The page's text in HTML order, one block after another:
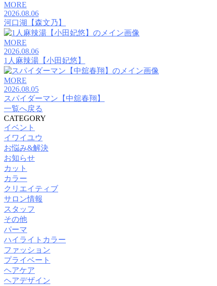
MORE
2026.08.06
河口湖【森文乃】
MORE
2026.08.06
1人麻辣湯【小田妃悠】
MORE
2026.08.05
スパイダーマン【中舘春翔】
一覧へ戻る
CATEGORY
イベント
イワイユウ
お悩み&解決
お知らせ
カット
カラー
クリエイティブ
サロン情報
スタッフ
その他
パーマ
ハイライトカラー
ファッション
プライベート
ヘアケア
ヘアデザイン